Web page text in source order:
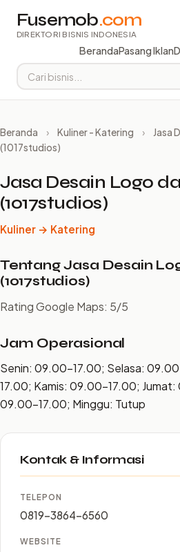
Fusemob.com
DIREKTORI BISNIS INDONESIA
BerandaPasang Iklan
Beranda › Kuliner - Katering ›
Jasa
(1017studios)
Jasa Desain Logo
(1017studios)
Kuliner → Katering
Tentang Jasa Desain
(1017studios)
Rating Google Maps: 5/5
Jam Operasional
Senin: 09.00–17.00; Selasa:
17.00; Kamis: 09.00–17.00;
09.00–17.00; Minggu: Tutup
Kontak & Informasi
TELEPON
0819-3864-6560
WEBSITE